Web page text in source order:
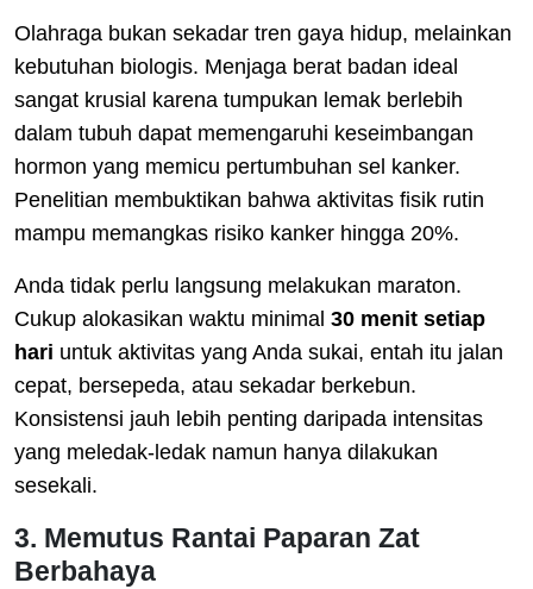
Olahraga bukan sekadar tren gaya hidup, melainkan
kebutuhan biologis. Menjaga berat badan ideal
sangat krusial karena tumpukan lemak berlebih
dalam tubuh dapat memengaruhi keseimbangan
hormon yang memicu pertumbuhan sel kanker.
Penelitian membuktikan bahwa aktivitas fisik rutin
mampu memangkas risiko kanker hingga 20%.
Anda tidak perlu langsung melakukan maraton.
Cukup alokasikan waktu minimal 30 menit setiap
hari untuk aktivitas yang Anda sukai, entah itu jalan
cepat, bersepeda, atau sekadar berkebun.
Konsistensi jauh lebih penting daripada intensitas
yang meledak-ledak namun hanya dilakukan
sesekali.
3. Memutus Rantai Paparan Zat
Berbahaya